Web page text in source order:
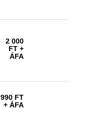
2 000
FT +
ÁFA
990 FT
+ ÁFA